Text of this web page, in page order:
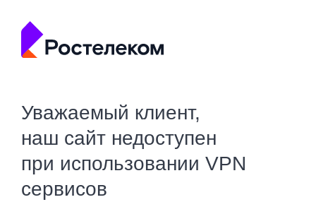
Уважаемый клиент,
наш сайт недоступен
при использовании VPN
сервисов